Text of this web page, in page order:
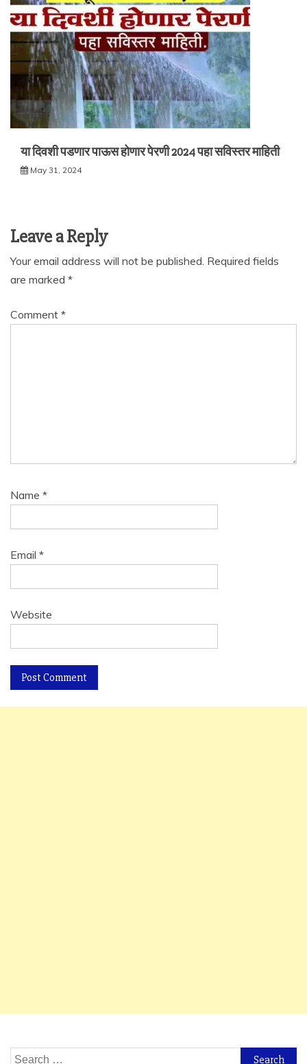
या दिवशी पडणार पाऊस होणार पेरणी 2024 पहा सविस्तर माहिती
May 31, 2024
Leave a Reply
Your email address will not be published. Required fields
are marked *
Comment *
Name *
Email *
Website
Search